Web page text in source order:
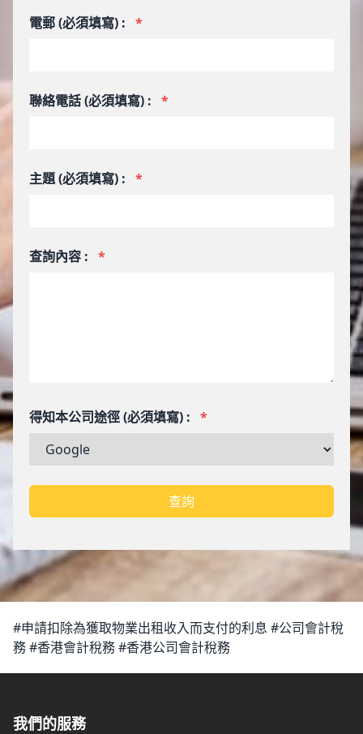
電郵 (必須填寫) : *
聯絡電話 (必須填寫) : *
主題 (必須填寫) : *
查詢內容 : *
得知本公司途徑 (必須填寫) : *
查詢
#申請扣除為獲取物業出租收入而支付的利息 #公司會計稅
務 #香港會計稅務 #香港公司會計稅務
我們的服務